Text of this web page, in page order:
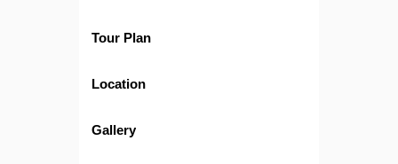
Tour Plan
Location
Gallery